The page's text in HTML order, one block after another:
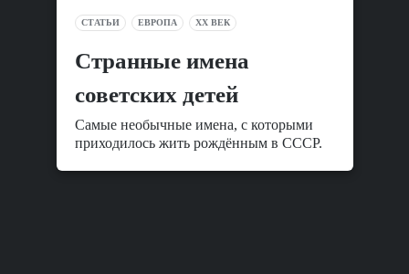
СТАТЬИ ЕВРОПА XX ВЕК
Cтранные имена
советских детей
Самые необычные имена, с которыми
приходилось жить рождённым в СССР.